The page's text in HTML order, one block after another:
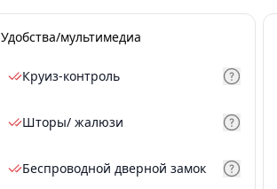
Удобства/мультимедиа
Круиз-контроль
Шторы/ жалюзи
Беспроводной дверной замок